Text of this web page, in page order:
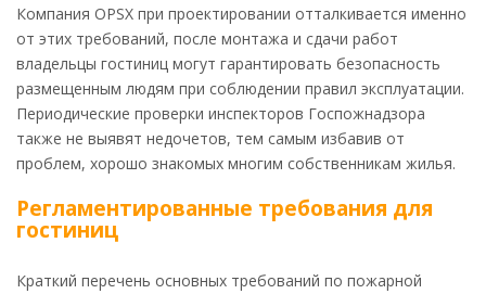
Компания OPSX при проектировании отталкивается именно
от этих требований, после монтажа и сдачи работ
владельцы гостиниц могут гарантировать безопасность
размещенным людям при соблюдении правил эксплуатации.
Периодические проверки инспекторов Госпожнадзора
также не выявят недочетов, тем самым избавив от
проблем, хорошо знакомых многим собственникам жилья.
Регламентированные требования для
гостиниц
Краткий перечень основных требований по пожарной